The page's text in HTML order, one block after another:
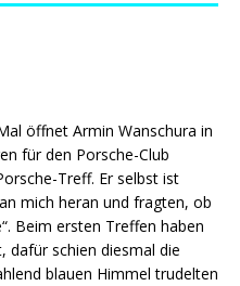
öffnet Armin Wanschura in
für den Porsche-Club
Treff. Er selbst ist
mich heran und fragten, ob
Beim ersten Treffen haben
dafür schien diesmal die
blauen Himmel trudelten